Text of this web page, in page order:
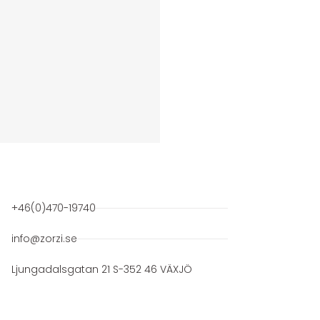
+46(0)470-19740
info@zorzi.se
Ljungadalsgatan 21 S-352 46 VÄXJÖ